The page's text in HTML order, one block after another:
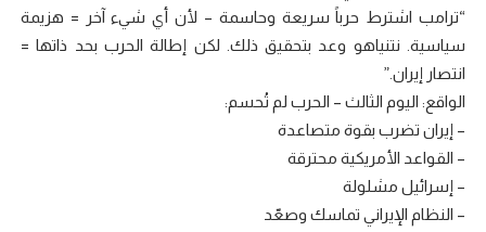
“ترامب اشترط حرباً سريعة وحاسمة – لأن أي شيء آخر = هزيمة
سياسية. نتنياهو وعد بتحقيق ذلك. لكن إطالة الحرب بحد ذاتها =
انتصار إيران.”
الواقع: اليوم الثالث – الحرب لم تُحسم:
– إيران تضرب بقوة متصاعدة
– القواعد الأمريكية محترقة
– إسرائيل مشلولة
– النظام الإيراني تماسك وصعّد